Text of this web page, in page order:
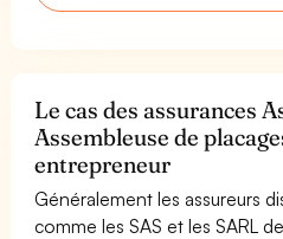
Le cas des assurances
Assembleuse de
entrepreneur
Généralement les assureurs
comme les SAS et les SARL